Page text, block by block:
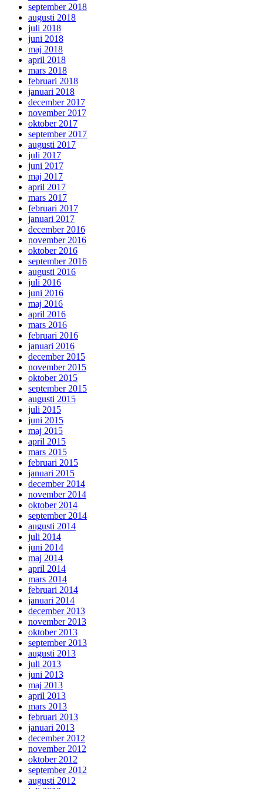
september 2018
augusti 2018
juli 2018
juni 2018
maj 2018
april 2018
mars 2018
februari 2018
januari 2018
december 2017
november 2017
oktober 2017
september 2017
augusti 2017
juli 2017
juni 2017
maj 2017
april 2017
mars 2017
februari 2017
januari 2017
december 2016
november 2016
oktober 2016
september 2016
augusti 2016
juli 2016
juni 2016
maj 2016
april 2016
mars 2016
februari 2016
januari 2016
december 2015
november 2015
oktober 2015
september 2015
augusti 2015
juli 2015
juni 2015
maj 2015
april 2015
mars 2015
februari 2015
januari 2015
december 2014
november 2014
oktober 2014
september 2014
augusti 2014
juli 2014
juni 2014
maj 2014
april 2014
mars 2014
februari 2014
januari 2014
december 2013
november 2013
oktober 2013
september 2013
augusti 2013
juli 2013
juni 2013
maj 2013
april 2013
mars 2013
februari 2013
januari 2013
december 2012
november 2012
oktober 2012
september 2012
augusti 2012